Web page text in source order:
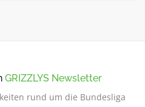
GRIZZLYS Newsletter
rund um die Bundesliga